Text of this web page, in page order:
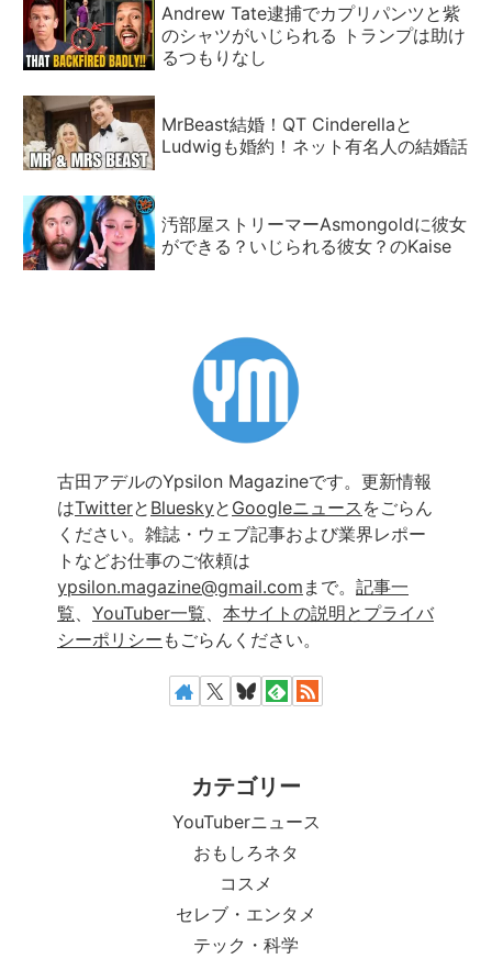
Andrew Tate逮捕でカプリパンツと紫
のシャツがいじられる トランプは助け
るつもりなし
MrBeast結婚！QT Cinderellaと
Ludwigも婚約！ネット有名人の結婚話
汚部屋ストリーマーAsmongoldに彼女
ができる？いじられる彼女？のKaise
古田アデルのYpsilon Magazineです。更新情報
はTwitterと Blueskyと Googleニュース をごらん
ください。雑誌・ウェブ記事および業界レポー
トなどお仕事のご依頼は
ypsilon.magazine@gmail.com まで。 記事一
覧、 YouTuber一覧、 本サイトの説明とプライバ
シーポリシー もごらんください。
カテゴリー
YouTuberニュース
おもしろネタ
コスメ
セレブ・エンタメ
テック・科学